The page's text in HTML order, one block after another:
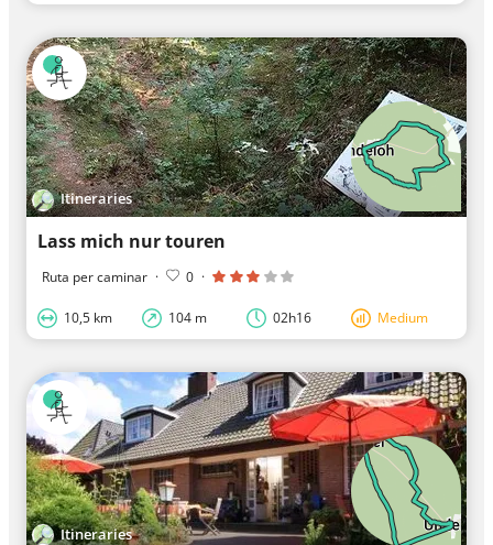
Itineraries
Lass mich nur touren
Ruta per caminar · 0 ·
10,5 km 104 m 02h16 Medium
Itineraries